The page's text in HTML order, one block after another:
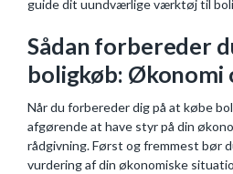
guide dit uundværlige værktøj til
Sådan forbereder
boligkøb: Økonomi
Når du forbereder dig på at købe
afgørende at have styr på din
rådgivning. Først og fremmest bør
vurdering af din økonomiske